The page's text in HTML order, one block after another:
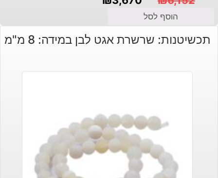
המקורי
היה:
הנוכחי
הוא:
הוסף לסל
תכשיטנות: שרשרת אגט לבן במידה: 8 מ"מ